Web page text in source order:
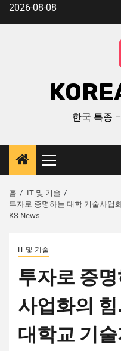
2026-08-08
한국 특종
홈
IT 및 기술
투자로 증명하는 대학 기술사업
KS News
IT 및 기술
투자로 증
사업화의
대학교 기술